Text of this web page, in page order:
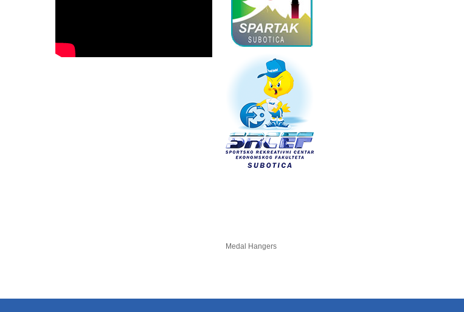
Medal Hangers